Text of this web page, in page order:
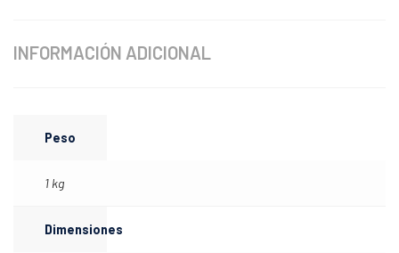
INFORMACIÓN ADICIONAL
Peso
1 kg
Dimensiones